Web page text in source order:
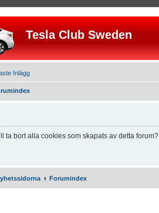
Tesla Club Sweden
Inlägg
ta bort alla cookies som skapats av detta forum?
Forumindex